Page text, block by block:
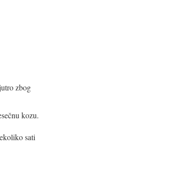
zbog
kozu.
sati